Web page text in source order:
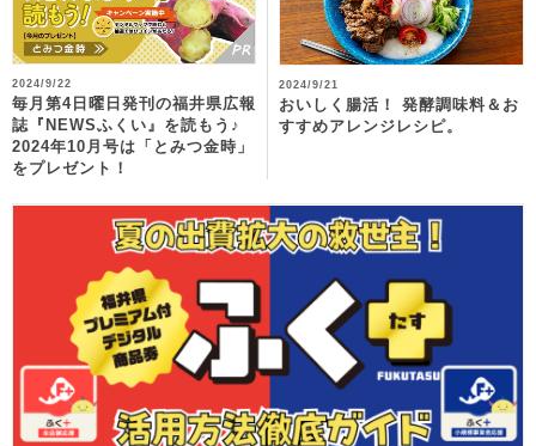
2024/9/22
毎月第4日曜日発刊の福井県広報
誌『NEWSふくい』を読もう♪
2024年10月号は「とみつ金時」
をプレゼント！
2024/9/21
おいしく腸活！ 発酵調味料＆お
すすめアレンジレシピ。